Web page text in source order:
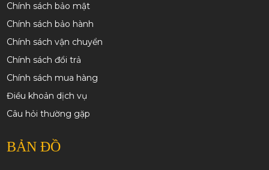
Chính sách bảo mật
Chính sách bảo hành
Chính sách vận chuyển
Chính sách đổi trả
Chính sách mua hàng
Điều khoản dịch vụ
Câu hỏi thường gặp
BẢN ĐỒ